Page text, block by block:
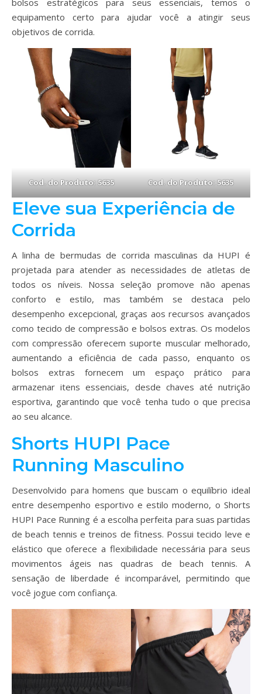
bolsos estratégicos para seus essenciais, temos o
equipamento certo para ajudar você a atingir seus
objetivos de corrida.
Cod. do Produto: 5635 Cod. do Produto: 5635
Eleve sua Experiência de
Corrida
A linha de bermudas de corrida masculinas da HUPI é
projetada para atender as necessidades de atletas de
todos os níveis. Nossa seleção promove não apenas
conforto e estilo, mas também se destaca pelo
desempenho excepcional, graças aos recursos avançados
como tecido de compressão e bolsos extras. Os modelos
com compressão oferecem suporte muscular melhorado,
aumentando a eficiência de cada passo, enquanto os
bolsos extras fornecem um espaço prático para
armazenar itens essenciais, desde chaves até nutrição
esportiva, garantindo que você tenha tudo o que precisa
ao seu alcance.
Shorts HUPI Pace
Running Masculino
Desenvolvido para homens que buscam o equilíbrio ideal
entre desempenho esportivo e estilo moderno, o Shorts
HUPI Pace Running é a escolha perfeita para suas partidas
de beach tennis e treinos de fitness. Possui tecido leve e
elástico que oferece a flexibilidade necessária para seus
movimentos ágeis nas quadras de beach tennis. A
sensação de liberdade é incomparável, permitindo que
você jogue com confiança.